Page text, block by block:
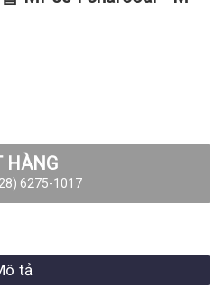
HÀNG
6275-1017
tả